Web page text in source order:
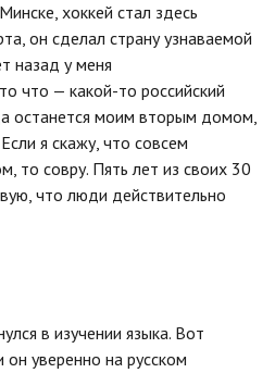
хоккей стал здесь
он сделал страну узнаваемой
назад у меня
что — какой-то российский
останется моим вторым домом,
я скажу, что совсем
то совру. Пять лет из своих 30
что люди действительно
в изучении языка. Вот
уверенно на русском